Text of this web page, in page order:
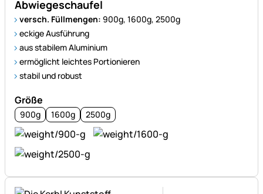
Abwiegeschaufel
versch. Füllmengen: 900g, 1600g, 2500g
eckige Ausführung
aus stabilem Aluminium
ermöglicht leichtes Portionieren
stabil und robust
Größe
900g 1600g 2500g